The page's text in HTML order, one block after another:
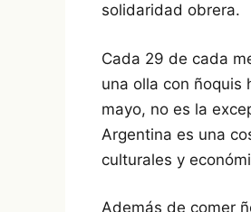
solidaridad obrera.
Cada 29 de cada
una olla con ñoquis
mayo, no es la
Argentina es una
culturales y
Además de comer